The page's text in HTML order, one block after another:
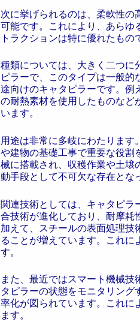
次に挙げられるのは、柔軟性
可能です。これにより、あらゆ
トラクションは特に優れたもの
種類については、大きく二つに
ピラーで、このタイプは一般
途向けのキャタピラーです。例
の耐熱素材を使用したものなど
います。
用途は非常に多岐にわたりま
や建物の基礎工事で重要な役割
械に搭載され、収穫作業や土壌
動手段として不可欠な存在とな
関連技術としては、キャタピラ
合技術が進化しており、耐摩耗
加えて、スチールの表面処理
ることが増えています。これに
す。
また、最近ではスマート機械
タピラーの状態をモニタリン
率化が図られています。これに
ます。